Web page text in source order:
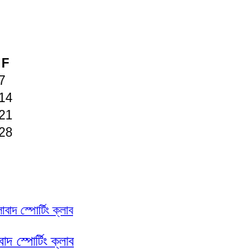
F
14
21
28
স্পোর্টিং ক্লাব